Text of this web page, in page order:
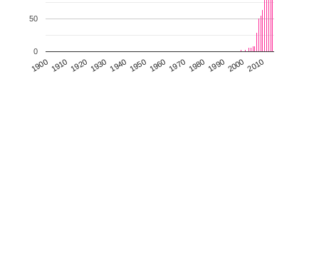
1900 1910 1920 1930 1940 1950 1960 1970 1980 1990 2000 2010
0
50